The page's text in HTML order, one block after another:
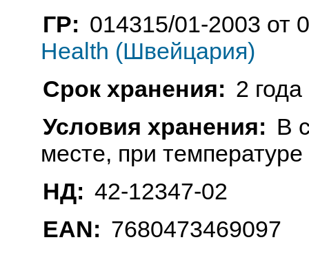
ГР: 014315/01-2003 от
Health (Швейцария)
Срок хранения: 2 года
Условия хранения: В
месте, при
НД: 42-12347-02
EAN: 7680473469097